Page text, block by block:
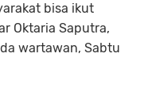
bisa ikut
Oktaria Saputra,
wartawan, Sabtu